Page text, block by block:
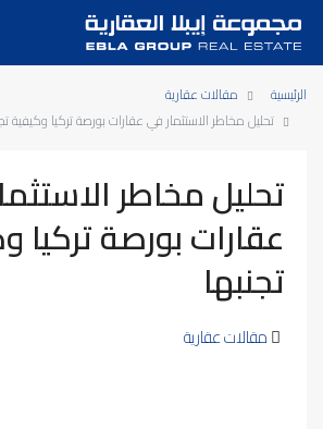
الرئيسية
مقالات عقارية
تحليل مخاطر الاستثمار في عقارات بورصة تركيا وكيفية
تحليل مخاطر
عقارات بورصة تركيا
تجنبها
مقالات عقارية